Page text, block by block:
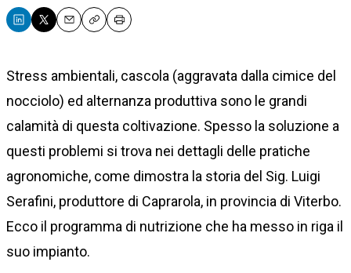
EmailCopyPrint
Stress ambientali, cascola (aggravata dalla cimice del
nocciolo) ed alternanza produttiva sono le grandi
calamità di questa coltivazione. Spesso la soluzione a
questi problemi si trova nei dettagli delle pratiche
agronomiche, come dimostra la storia del Sig. Luigi
Serafini, produttore di Caprarola, in provincia di Viterbo.
Ecco il programma di nutrizione che ha messo in riga il
suo impianto.